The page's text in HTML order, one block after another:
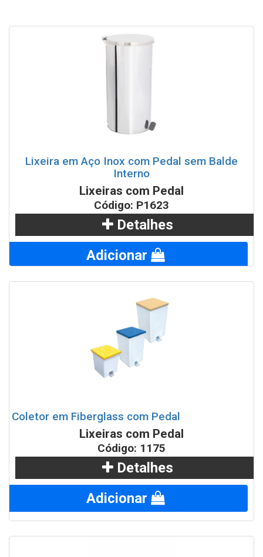
Lixeira em Aço Inox com Pedal sem Balde
Interno
Lixeiras com Pedal
Código: P1623
Detalhes
Adicionar
Coletor em Fiberglass com Pedal
Lixeiras com Pedal
Código: 1175
Detalhes
Adicionar